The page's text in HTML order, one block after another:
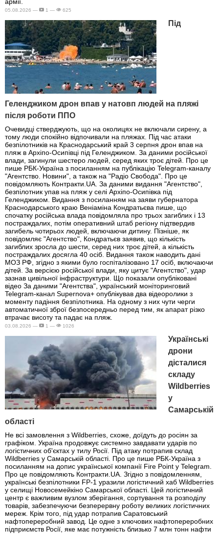
05.08.2026 — 1 — 625
Під
Геленджиком дрон впав у натовп людей на пляжі
після роботи ППО
Очевидці стверджують, що на околицях не включали сирену, а
тому люди спокійно відпочивали на пляжах. Під час атаки
безпілотників на Краснодарський край 3 серпня дрон впав на
пляж в Архіпо-Осипівці під Геленджиком. За даними російської
влади, загинули шестеро людей, серед яких троє дітей. Про це
пише РБК-Україна з посиланням на публікацію Telegram-каналу
"Агентство. Новини", а також на "Радіо Свобода". Про це
повідомляють Контракти.UA. За даними видання "Агентство",
безпілотник упав на пляж у селі Архіпо-Осипівка під
Геленджиком. Видання з посиланням на заяви губернатора
Краснодарського краю Веніаміна Кондратьєва пише, що
спочатку російська влада повідомляла про трьох загиблих і 13
постраждалих, потім оперативний штаб регіону підтвердив
загибель чотирьох людей, включаючи дитину. Пізніше, як
повідомляє "Агентство", Кондратьєв заявив, що кількість
загиблих зросла до шести, серед них троє дітей, а кількість
постраждалих досягла 40 осіб. Видання також наводить дані
МОЗ РФ, згідно з якими було госпіталізовано 17 осіб, включаючи
дітей. За версією російської влади, яку цитує "Агентство", удар
зазнав цивільної інфраструктури. Що показали опубліковані
відео За даними "Агентства", український моніторинговий
Telegram-канал Supernova+ опублікував два відеоролики з
моменту падіння безпілотника. На одному з них чути черги
автоматичної зброї безпосередньо перед тим, як апарат різко
втрачає висоту та падає на пляж.
03.08.2026 — 1 — 1026
Українські
дрони
дісталися
складу
Wildberries
у
Самарській
області
Не всі замовлення з Wildberries, схоже, доїдуть до росіян за
графіком. Україна продовжує системно завдавати ударів по
логістичних об'єктах у тилу Росії. Під атаку потрапив склад
Wildberries у Самарській області. Про це пише РБК-Україна з
посиланням на допис української компанії Fire Point у Telegram.
Про це повідомляють Контракти.UA. Згідно з повідомленням,
українські безпілотники FP-1 уразили логістичний хаб Wildberries
у селищі Новосемейкіно Самарської області. Цей логістичний
центр є важливим вузлом зберігання, сортування та розподілу
товарів, забезпечуючи безперервну роботу великих логістичних
мереж. Крім того, під удар потрапив Саратовський
нафтопереробний завод. Це одне з ключових нафтопереробних
підприємств Росії, яке має потужність близько 7 млн тонн нафти